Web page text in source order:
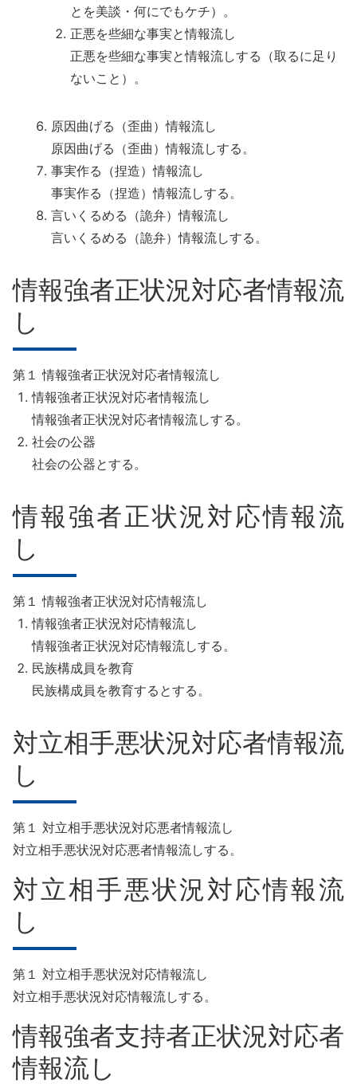
とを美談・何にでもケチ）。
正悪を些細な事実と情報流し
正悪を些細な事実と情報流しする（取るに足り
ないこと）。
原因曲げる（歪曲）情報流し
原因曲げる（歪曲）情報流しする。
事実作る（捏造）情報流し
事実作る（捏造）情報流しする。
言いくるめる（詭弁）情報流し
言いくるめる（詭弁）情報流しする。
情報強者正状況対応者情報流
し
第１ 情報強者正状況対応者情報流し
情報強者正状況対応者情報流し
情報強者正状況対応者情報流しする。
社会の公器
社会の公器とする。
情報強者正状況対応情報流
し
第１ 情報強者正状況対応情報流し
情報強者正状況対応情報流し
情報強者正状況対応情報流しする。
民族構成員を教育
民族構成員を教育するとする。
対立相手悪状況対応者情報流
し
第１ 対立相手悪状況対応悪者情報流し
対立相手悪状況対応悪者情報流しする。
対立相手悪状況対応情報流
し
第１ 対立相手悪状況対応情報流し
対立相手悪状況対応情報流しする。
情報強者支持者正状況対応者
情報流し